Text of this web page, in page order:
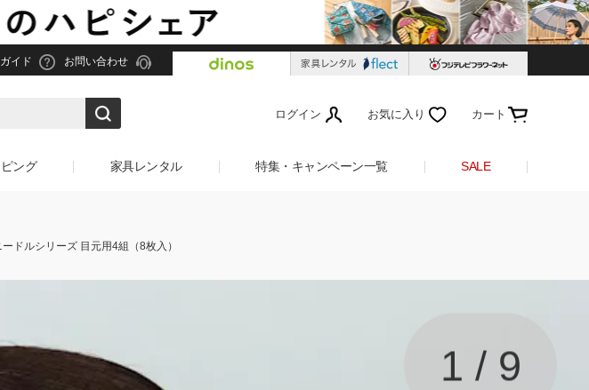
イド お問い合わせ
ログイン お気に入り カート
ング 家具レンタル 特集・キャンペーン一覧 SALE
ドルシリーズ 目元用4組（8枚入）
1 / 9